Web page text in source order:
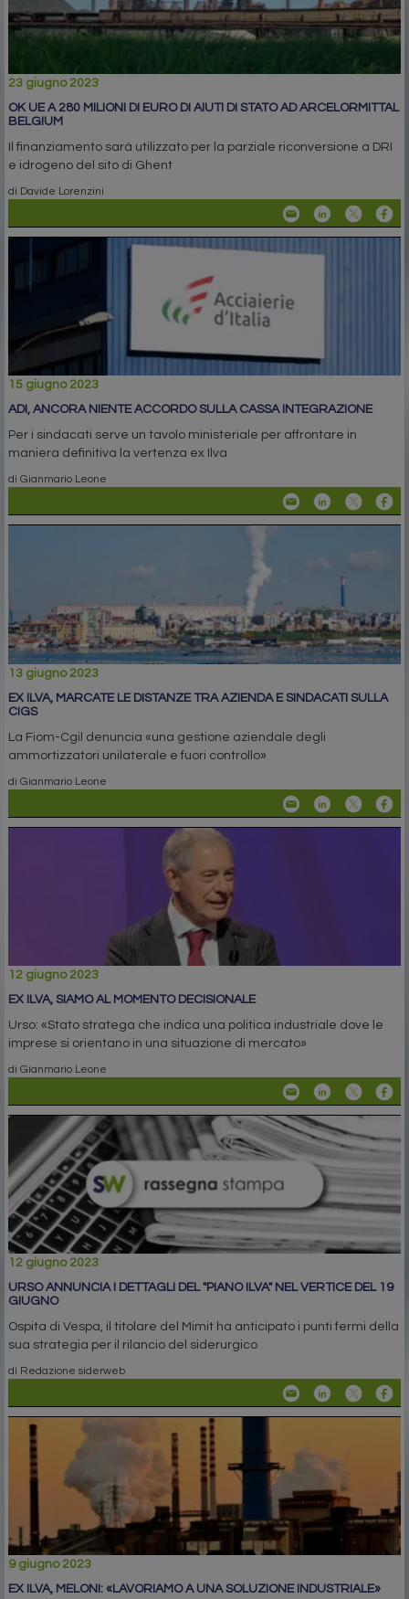
23 giugno 2023
OK UE A 280 MILIONI DI EURO DI AIUTI DI STATO AD ARCELORMITTAL
BELGIUM
Il finanziamento sarà utilizzato per la parziale riconversione a DRI
e idrogeno del sito di Ghent
di Davide Lorenzini
15 giugno 2023
ADI, ANCORA NIENTE ACCORDO SULLA CASSA INTEGRAZIONE
Per i sindacati serve un tavolo ministeriale per affrontare in
maniera definitiva la vertenza ex Ilva
di Gianmario Leone
13 giugno 2023
EX ILVA, MARCATE LE DISTANZE TRA AZIENDA E SINDACATI SULLA
CIGS
La Fiom-Cgil denuncia «una gestione aziendale degli
ammortizzatori unilaterale e fuori controllo»
di Gianmario Leone
12 giugno 2023
EX ILVA, SIAMO AL MOMENTO DECISIONALE
Urso: «Stato stratega che indica una politica industriale dove le
imprese si orientano in una situazione di mercato»
di Gianmario Leone
12 giugno 2023
URSO ANNUNCIA I DETTAGLI DEL "PIANO ILVA" NEL VERTICE DEL 19
GIUGNO
Ospita di Vespa, il titolare del Mimit ha anticipato i punti fermi della
sua strategia per il rilancio del siderurgico
di Redazione siderweb
9 giugno 2023
EX ILVA, MELONI: «LAVORIAMO A UNA SOLUZIONE INDUSTRIALE»